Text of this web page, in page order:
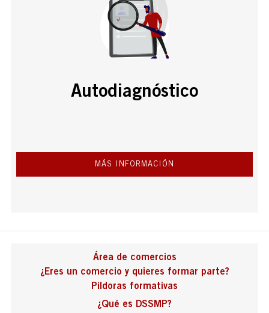
Autodiagnóstico
MÁS INFORMACIÓN
¿Qué es DSSMP?
Área de comercios
¿Eres un comercio y quieres formar parte?
Pildoras formativas